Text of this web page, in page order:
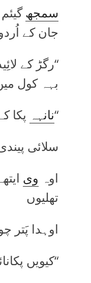
سمجھ
جان کے
“رگڑ کے
بہہ کول
“نانہہ پکا
سلائی
اوہ وی
تھلیوں
اوہدا پَتر
“کیویں